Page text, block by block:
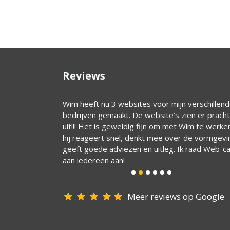
Reviews
Wim heeft nu 3 websites voor mijn
bedrijven gemaakt. De website’s zien er
uit!!! Het is geweldig fijn om met Wim te
hij reageert snel, denkt mee over de
geeft goede adviezen en uitleg. Ik raad Web-
aan iedereen aan!
Meer reviews op Google